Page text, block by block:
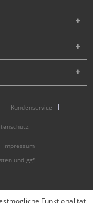
Kundenservice
Impressum
und ggf.
Funktionalität